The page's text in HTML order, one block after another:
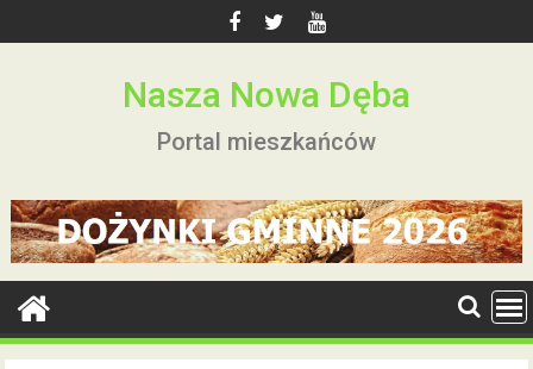
to
Nasza Nowa Dęba
Portal mieszkańców